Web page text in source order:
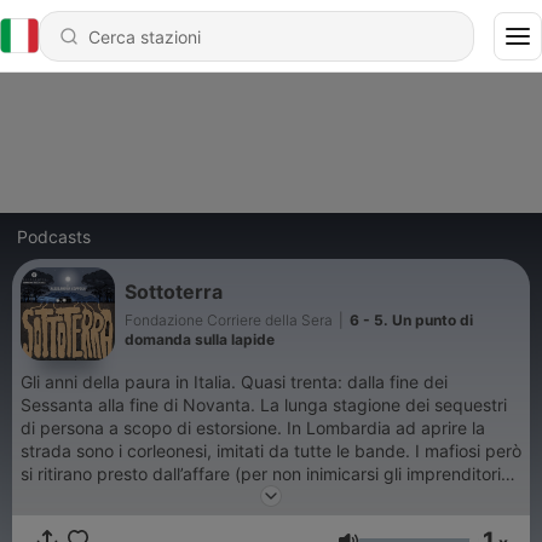
Podcasts
Sottoterra
Fondazione Corriere della Sera
6 - 5. Un punto di
domanda sulla lapide
Gli anni della paura in Italia. Quasi trenta: dalla fine dei
Sessanta alla fine di Novanta. La lunga stagione dei sequestri
di persona a scopo di estorsione. In Lombardia ad aprire la
strada sono i corleonesi, imitati da tutte le bande. I mafiosi però
si ritirano presto dall’affare (per non inimicarsi gli imprenditori
con i quali cominciano ad accordarsi) e lasciano campo libero